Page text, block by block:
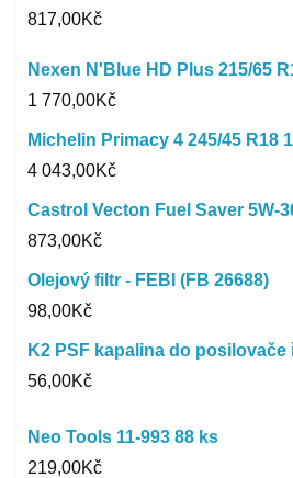
817,00Kč
Nexen N'Blue HD Plus 215/65
1 770,00Kč
Michelin Primacy 4 245/45 R18
4 043,00Kč
Castrol Vecton Fuel Saver 5W-
873,00Kč
Olejový filtr - FEBI (FB 26688)
98,00Kč
K2 PSF kapalina do posilovače
56,00Kč
Neo Tools 11-993 88 ks
219,00Kč